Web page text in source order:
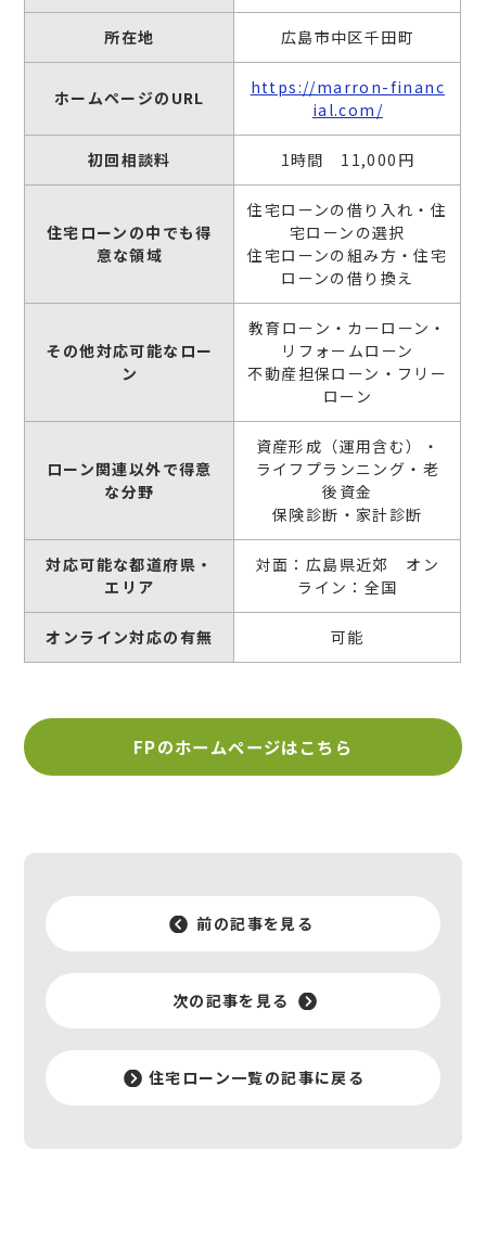
所在地 広島市中区千田町
ホームページのURL
https://marron-financ
ial.com/
初回相談料 1時間 11,000円
住宅ローンの中でも得
意な領域
住宅ローンの借り入れ・住
宅ローンの選択
住宅ローンの組み方・住宅
ローンの借り換え
その他対応可能なロー
ン
教育ローン・カーローン・
リフォームローン
不動産担保ローン・フリー
ローン
ローン関連以外で得意
な分野
資産形成（運用含む）・
ライフプランニング・老
後資金
保険診断・家計診断
対応可能な都道府県・
エリア
対面：広島県近郊 オン
ライン：全国
オンライン対応の有無 可能
FPのホームページはこちら
前の記事を見る
次の記事を見る
住宅ローン一覧の記事に戻る